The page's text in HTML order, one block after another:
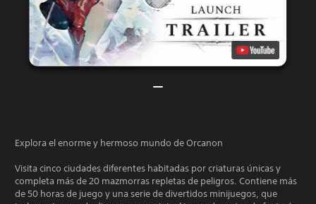
Explora el enorme y hermoso mundo de Orcanon
Visita cinco ciudades diferentes habitadas por criaturas únicas y
completa más de 20 mazmorras repletas de peligros. Contiene más
de 50 horas de juego y una serie de divertidos minijuegos, que